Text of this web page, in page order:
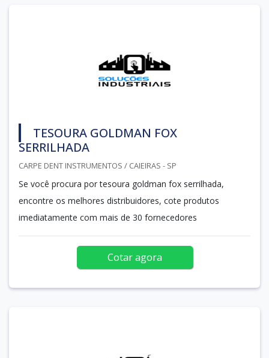
TESOURA GOLDMAN FOX
SERRILHADA
CARPE DENT INSTRUMENTOS / CAIEIRAS - SP
Se você procura por tesoura goldman fox serrilhada,
encontre os melhores distribuidores, cote produtos
imediatamente com mais de 30 fornecedores
Cotar agora